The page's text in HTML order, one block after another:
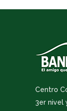
Centro
3er nivel